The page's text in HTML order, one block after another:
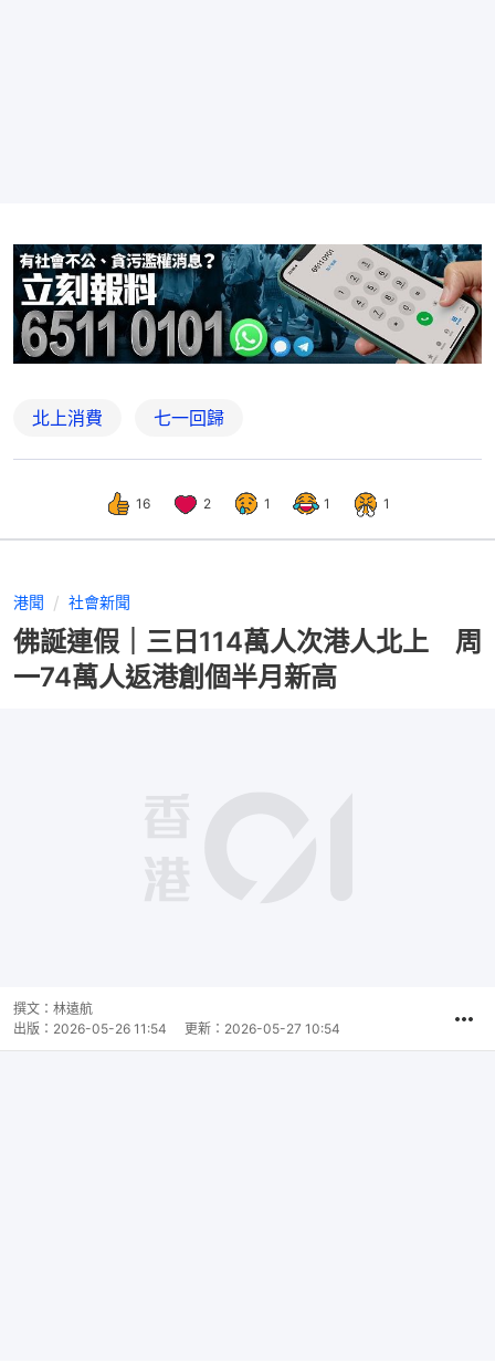
北上消費 七一回歸
16 2 1 1 1
港聞 社會新聞
佛誕連假｜三日114萬人次港人北上 周
一74萬人返港創個半月新高
撰文： 林遠航
出版： 2026-05-26 11:54 更新： 2026-05-27 10:54